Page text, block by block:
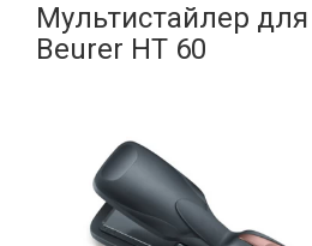
Мультистайлер
Beurer НТ 60